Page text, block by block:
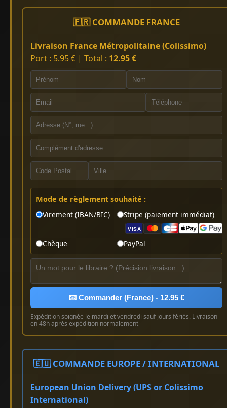
🇫🇷 COMMANDE FRANCE
Livraison France Métropolitaine (Colissimo)
Port : 5.95 € | Total : 12.95 €
Mode de règlement souhaité :
Virement (IBAN/BIC)
Stripe (paiement immédiat)
VISA
Chèque PayPal
📧 Commander (France) - 12.95 €
Expédition soignée le mardi et vendredi sauf jours fériés. Livraison
en 48h après expédition normalement
🇪🇺 COMMANDE EUROPE / INTERNATIONAL
European Union Delivery (UPS or Colissimo
International)